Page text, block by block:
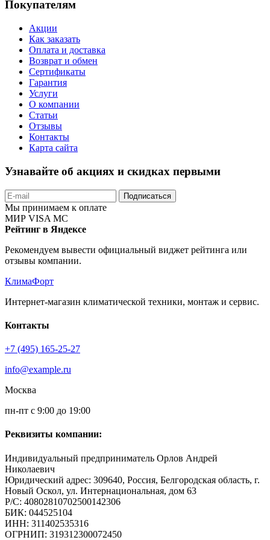
Покупателям
Акции
Как заказать
Оплата и доставка
Возврат и обмен
Сертификаты
Гарантия
Услуги
О компании
Статьи
Отзывы
Контакты
Карта сайта
Узнавайте об акциях и скидках первыми
Подписаться
Мы принимаем к оплате
МИР VISA MC
Рейтинг в Яндексе
Рекомендуем вывести официальный виджет рейтинга или
отзывы компании.
КлимаФорт
Интернет-магазин климатической техники, монтаж и сервис.
Контакты
+7 (495) 165-25-27
info@example.ru
Москва
пн-пт с 9:00 до 19:00
Реквизиты компании:
Индивидуальный предприниматель Орлов Андрей
Николаевич
Юридический адрес: 309640, Россия, Белгородская область, г.
Новый Оскол, ул. Интернациональная, дом 63
Р/С: 40802810702500142306
БИК: 044525104
ИНН: 311402535316
ОГРНИП: 319312300072450